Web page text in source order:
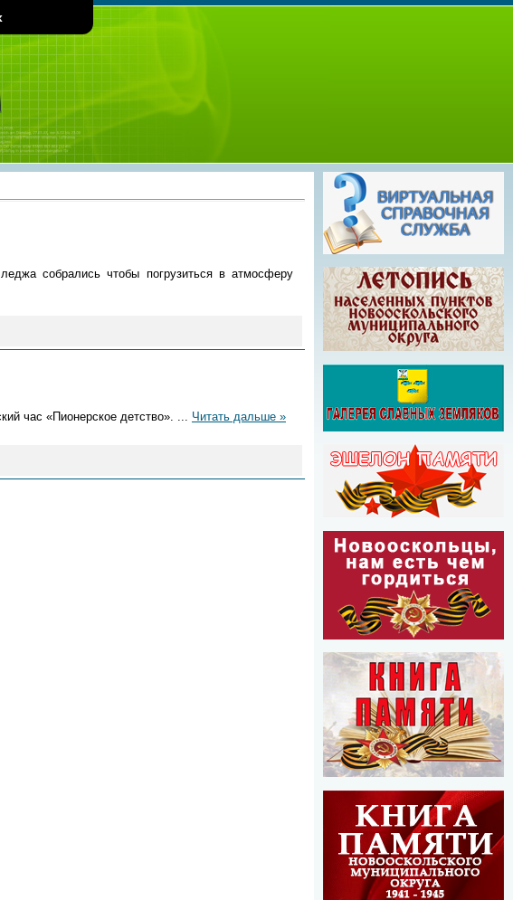
собрались чтобы погрузиться в атмосферу
час «Пионерское детство». ... Читать дальше »